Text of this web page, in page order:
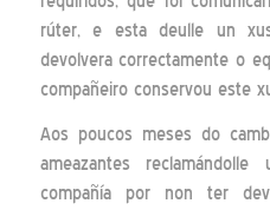
rúter, e esta deulle un
devolvera correctamente o
compañeiro conservou este
Aos poucos meses do
ameazantes
compañía por non ter